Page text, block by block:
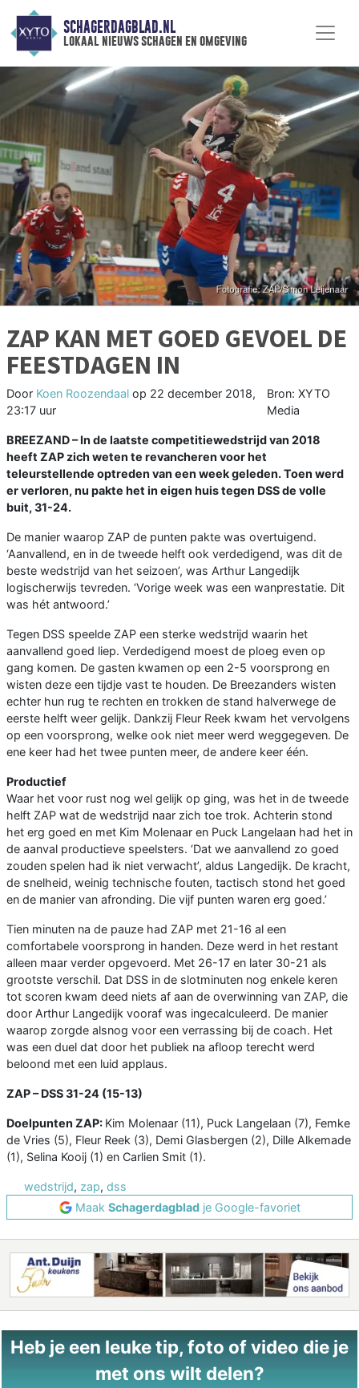
SCHAGERDAGBLAD.NL
lokaal nieuws schagen en omgeving
ZAP KAN MET GOED GEVOEL DE
FEESTDAGEN IN
Door Koen Roozendaal op 22 december 2018,
23:17 uur
Bron: XYTO
Media
BREEZAND –In de laatste competitiewedstrijd van 2018
heeft ZAP zich weten te revancheren voor het
teleurstellende optreden van een week geleden. Toen werd
er verloren, nu pakte het in eigen huis tegen DSS de volle
buit, 31-24.
De manier waarop ZAP de punten pakte was overtuigend.
‘Aanvallend, en in de tweede helft ook verdedigend, was dit de
beste wedstrijd van het seizoen’, was Arthur Langedijk
logischerwijs tevreden. ‘Vorige week was een wanprestatie. Dit
was hét antwoord.’
Tegen DSS speelde ZAP een sterke wedstrijd waarin het
aanvallend goed liep. Verdedigend moest de ploeg even op
gang komen. De gasten kwamen op een 2-5 voorsprong en
wisten deze een tijdje vast te houden. De Breezanders wisten
echter hun rug te rechten en trokken de stand halverwege de
eerste helft weer gelijk. Dankzij Fleur Reek kwam het vervolgens
op een voorsprong, welke ook niet meer werd weggegeven. De
ene keer had het twee punten meer, de andere keer één.
Productief
Waar het voor rust nog wel gelijk op ging, was het in de tweede
helft ZAP wat de wedstrijd naar zich toe trok. Achterin stond
het erg goed en met Kim Molenaar en Puck Langelaan had het in
de aanval productieve speelsters. ‘Dat we aanvallend zo goed
zouden spelen had ik niet verwacht’, aldus Langedijk. De kracht,
de snelheid, weinig technische fouten, tactisch stond het goed
en de manier van afronding. Die vijf punten waren erg goed.’
Tien minuten na de pauze had ZAP met 21-16 al een
comfortabele voorsprong in handen. Deze werd in het restant
alleen maar verder opgevoerd. Met 26-17 en later 30-21 als
grootste verschil. Dat DSS in de slotminuten nog enkele keren
tot scoren kwam deed niets af aan de overwinning van ZAP, die
door Arthur Langedijk vooraf was ingecalculeerd. De manier
waarop zorgde alsnog voor een verrassing bij de coach. Het
was een duel dat door het publiek na afloop terecht werd
beloond met een luid applaus.
ZAP – DSS 31-24 (15-13)
Doelpunten ZAP: Kim Molenaar (11), Puck Langelaan (7), Femke
de Vries (5), Fleur Reek (3), Demi Glasbergen (2), Dille Alkemade
(1), Selina Kooij (1) en Carlien Smit (1).
wedstrijd, zap, dss
Maak Schagerdagbladje Google-favoriet
Heb je een leuke tip, foto of video die je
met ons wilt delen?